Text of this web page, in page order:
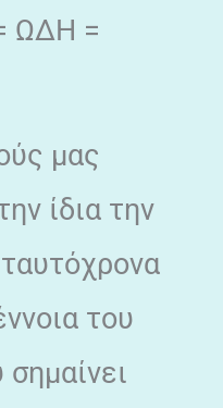
ΩΔΗ =
μας
ίδια την
του